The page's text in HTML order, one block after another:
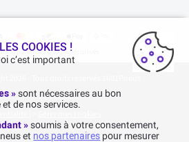
& paiements 100% sécurisés
2026 - Tous droits réservés 1001Pneus
COOKIES !
c’est important
»sont nécessaires au bon
de nos services.
» soumis à votre consentement,
et nos partenaires pour mesurer